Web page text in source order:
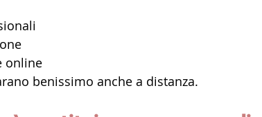
online
benissimo anche a distanza.